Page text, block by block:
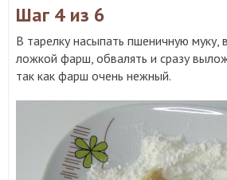
Шаг 4 из 6
В тарелку насыпать пшеничную муку,
ложкой фарш, обвалять и сразу
так как фарш очень нежный.